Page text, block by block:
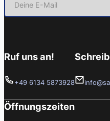
Ruf uns an!
+49 6134 5873928
Öffnungszeiten